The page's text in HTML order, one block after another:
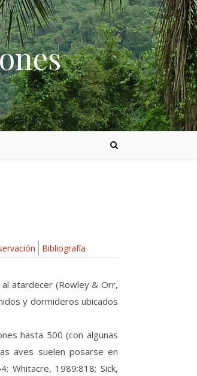
Bibliografía
atardecer (Rowley & Orr,
y dormideros ubicados
hasta 500 (con algunas
aves suelen posarse en
Whitacre, 1989:818; Sick,